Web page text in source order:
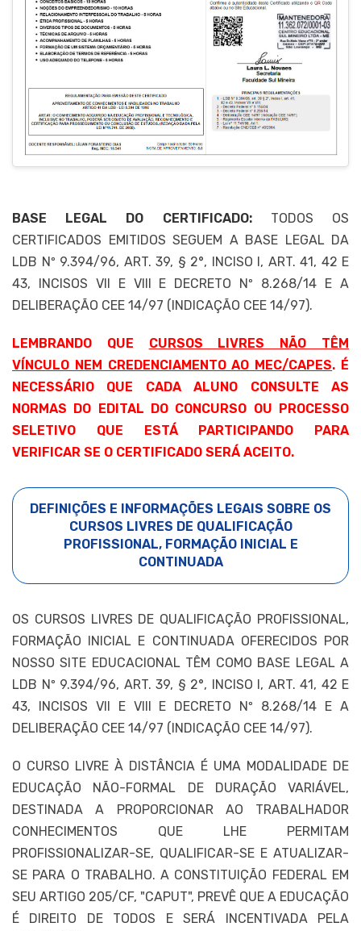
BASE LEGAL DO CERTIFICADO:TODOS OS
CERTIFICADOS EMITIDOS SEGUEM A BASE LEGAL DA
LDB Nº 9.394/96, ART. 39, § 2°, INCISO I, ART. 41, 42 E
43, INCISOS VII E VIII E DECRETO Nº 8.268/14 E A
DELIBERAÇÃO CEE 14/97 (INDICAÇÃO CEE 14/97).
LEMBRANDO QUE CURSOS LIVRES NÃO TÊM
VÍNCULO NEM CREDENCIAMENTO AO MEC/CAPES. É
NECESSÁRIO QUE CADA ALUNO CONSULTE AS
NORMAS DO EDITAL DO CONCURSO OU PROCESSO
SELETIVO QUE ESTÁ PARTICIPANDO PARA
VERIFICAR SE O CERTIFICADO SERÁ ACEITO.
DEFINIÇÕES E INFORMAÇÕES LEGAIS SOBRE OS
CURSOS LIVRES DE QUALIFICAÇÃO
PROFISSIONAL, FORMAÇÃO INICIAL E
CONTINUADA
OS CURSOS LIVRES DE QUALIFICAÇÃO PROFISSIONAL,
FORMAÇÃO INICIAL E CONTINUADA OFERECIDOS POR
NOSSO SITE EDUCACIONAL TÊM COMO BASE LEGAL A
LDB Nº 9.394/96, ART. 39, § 2°, INCISO I, ART. 41, 42 E
43, INCISOS VII E VIII E DECRETO Nº 8.268/14 E A
DELIBERAÇÃO CEE 14/97 (INDICAÇÃO CEE 14/97).
O CURSO LIVRE À DISTÂNCIA É UMA MODALIDADE DE
EDUCAÇÃO NÃO-FORMAL DE DURAÇÃO VARIÁVEL,
DESTINADA A PROPORCIONAR AO TRABALHADOR
CONHECIMENTOS QUE LHE PERMITAM
PROFISSIONALIZAR-SE, QUALIFICAR-SE E ATUALIZAR-
SE PARA O TRABALHO. A CONSTITUIÇÃO FEDERAL EM
SEU ARTIGO 205/CF, "CAPUT", PREVÊ QUE A EDUCAÇÃO
É DIREITO DE TODOS E SERÁ INCENTIVADA PELA